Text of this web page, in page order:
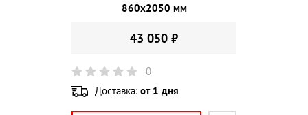
860х2050 мм
43 050 ₽
0
Доставка: от 1 дня